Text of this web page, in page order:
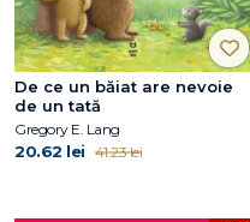
De ce un băiat are nevoie
de un tată
Gregory E. Lang
20.62 lei 41.23 lei